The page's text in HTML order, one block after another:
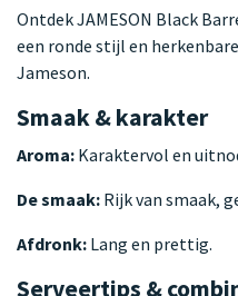
Ontdek JAMESON Black
een ronde stijl en
Jameson.
Smaak & karakter
Aroma: Karaktervol en
De smaak: Rijk van smaak,
Afdronk: Lang en prettig.
Serveertips &